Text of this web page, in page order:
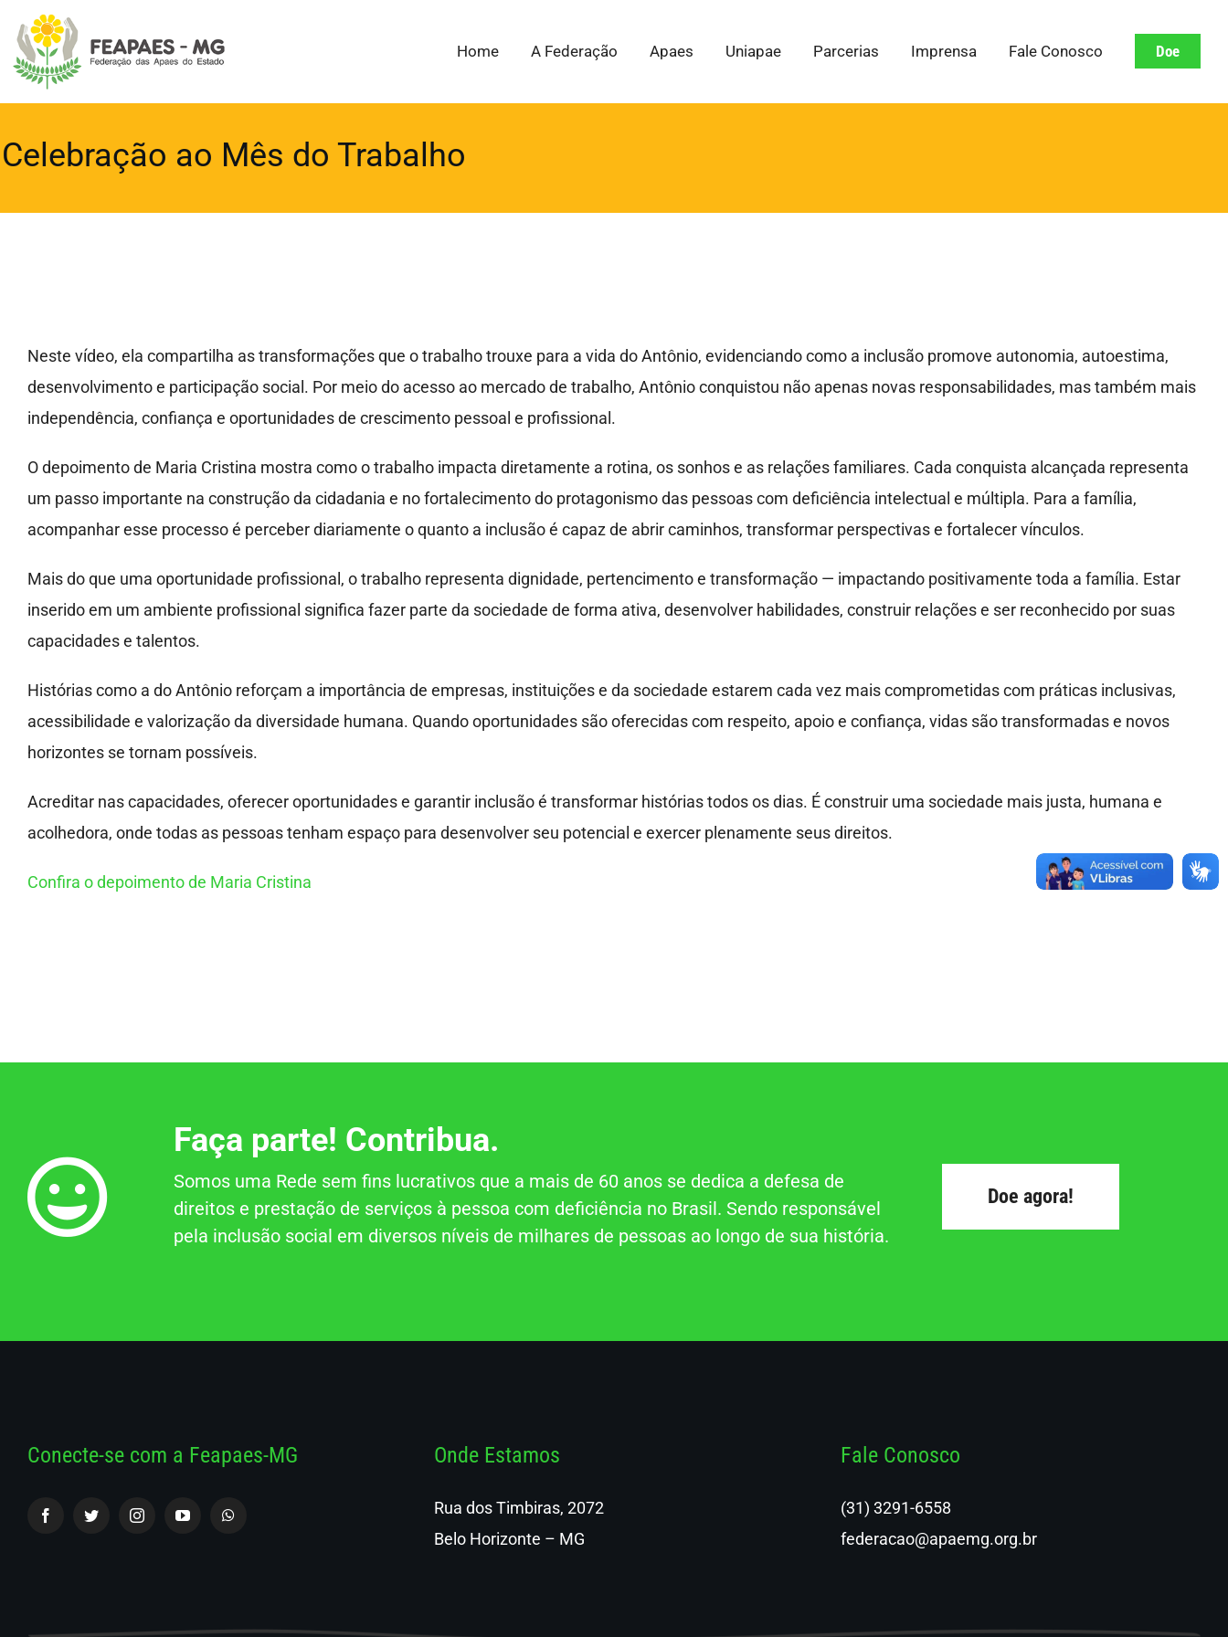
para
conteúdo
Home A Federação Apaes Uniapae Parcerias Imprensa Fale Conosco Doe
Celebração ao Mês do Trabalho
Neste vídeo, ela compartilha as transformações que o trabalho trouxe para a vida do Antônio, evidenciando como a inclusão promove autonomia, autoestima,
desenvolvimento e participação social. Por meio do acesso ao mercado de trabalho, Antônio conquistou não apenas novas responsabilidades, mas também mais
independência, confiança e oportunidades de crescimento pessoal e profissional.
O depoimento de Maria Cristina mostra como o trabalho impacta diretamente a rotina, os sonhos e as relações familiares. Cada conquista alcançada representa
um passo importante na construção da cidadania e no fortalecimento do protagonismo das pessoas com deficiência intelectual e múltipla. Para a família,
acompanhar esse processo é perceber diariamente o quanto a inclusão é capaz de abrir caminhos, transformar perspectivas e fortalecer vínculos.
Mais do que uma oportunidade profissional, o trabalho representa dignidade, pertencimento e transformação — impactando positivamente toda a família. Estar
inserido em um ambiente profissional significa fazer parte da sociedade de forma ativa, desenvolver habilidades, construir relações e ser reconhecido por suas
capacidades e talentos.
Histórias como a do Antônio reforçam a importância de empresas, instituições e da sociedade estarem cada vez mais comprometidas com práticas inclusivas,
acessibilidade e valorização da diversidade humana. Quando oportunidades são oferecidas com respeito, apoio e confiança, vidas são transformadas e novos
horizontes se tornam possíveis.
Acreditar nas capacidades, oferecer oportunidades e garantir inclusão é transformar histórias todos os dias. É construir uma sociedade mais justa, humana e
acolhedora, onde todas as pessoas tenham espaço para desenvolver seu potencial e exercer plenamente seus direitos.
Confira o depoimento de Maria Cristina
Faça parte! Contribua.
Somos uma Rede sem fins lucrativos que a mais de 60 anos se dedica a defesa de
direitos e prestação de serviços à pessoa com deficiência no Brasil. Sendo responsável
pela inclusão social em diversos níveis de milhares de pessoas ao longo de sua história.
Doe agora!
Conecte-se com a Feapaes-MG Onde Estamos
Rua dos Timbiras, 2072
Belo Horizonte – MG
Fale Conosco
(31) 3291-6558
federacao@apaemg.org.br